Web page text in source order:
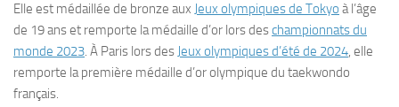
Elle est médaillée de bronze aux Jeux olympiques de Tokyo à l’âge
de 19 ans et remporte la médaille d’or lors deschampionnats du
monde 2023. À Paris lors des Jeux olympiques d’été de 2024, elle
remporte la première médaille d’or olympique du taekwondo
français.